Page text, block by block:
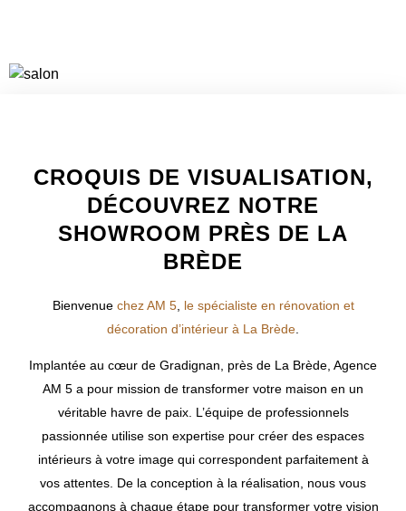
CROQUIS DE VISUALISATION,
DÉCOUVREZ NOTRE
SHOWROOM PRÈS DE LA
BRÈDE
Bienvenue chez AM 5, le spécialiste en rénovation et
décoration d’intérieur à La Brède
Implantée au cœur de Gradignan, près de La Brède , Agence
AM 5 a pour mission de transformer votre maison en un
véritable havre de paix. L’équipe de professionnels
passionnée utilise son expertise pour créer des espaces
intérieurs à votre image qui correspondent parfaitement à
vos attentes. De la conception à la réalisation, nous vous
accompagnons à chaque étape pour transformer votre vision